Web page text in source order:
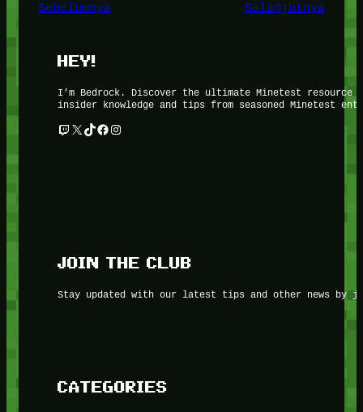
Sebelumnya Selanjutnya
HEY!
I’m Bedrock. Discover the ultimate Minetest
insider knowledge and tips from seasoned Minetest
Twitch X TikTok Facebook Instagram
JOIN THE CLUB
Stay updated with our latest tips and other news by
CATEGORIES